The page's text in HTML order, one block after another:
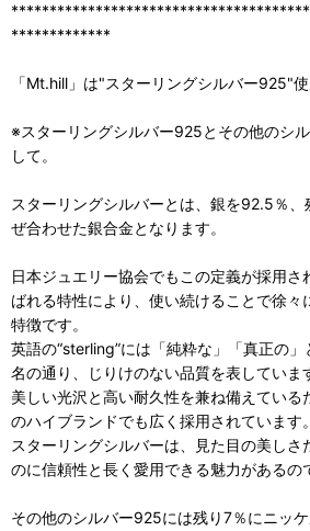
*************
「Mt.hill」は"スターリングシルバー925"使
※スターリングシルバー925とその他のシ
して。
スターリングシルバーとは、銀を92.5％
ぜ合わせた銀合金となります。
日本ジュエリー協会でもこの定義が採用さ
ばれる特性により、使い続けることで徐々
特徴です。
英語の“sterling”には「純粋な」「真正の
名の通り、じりけのない品質を表していま
美しい光沢と高い耐久性を兼ね備えている
のハイブランドでも広く採用されています。
スターリングシルバーは、見た目の美しさ
のに信頼性と長く愛用できる魅力があるの
その他のシルバー925には残り7％にニッ